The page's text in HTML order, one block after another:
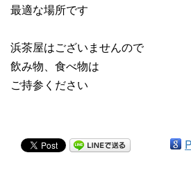
最適な場所です
浜茶屋はございませんので
飲み物、食べ物は
ご持参ください